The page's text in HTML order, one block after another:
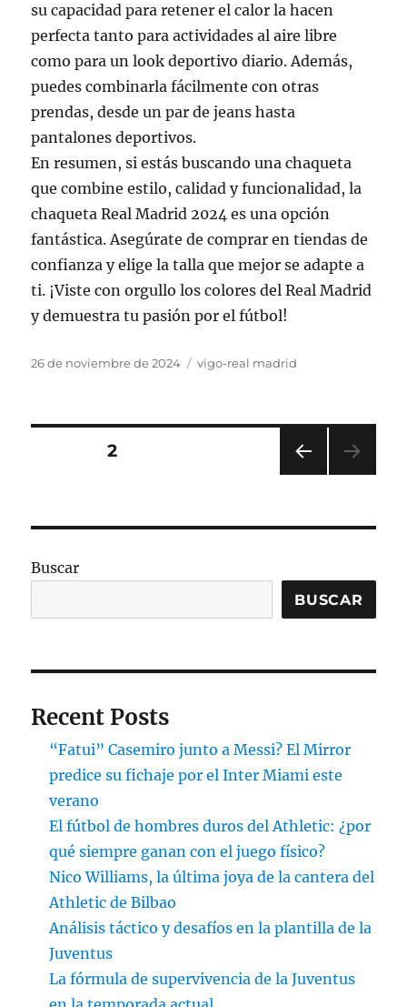
su capacidad para retener el calor la hacen
perfecta tanto para actividades al aire libre
como para un look deportivo diario. Además,
puedes combinarla fácilmente con otras
prendas, desde un par de jeans hasta
pantalones deportivos.
En resumen, si estás buscando una chaqueta
que combine estilo, calidad y funcionalidad, la
chaqueta Real Madrid 2024 es una opción
fantástica. Asegúrate de comprar en tiendas de
confianza y elige la talla que mejor se adapte a
ti. ¡Viste con orgullo los colores del Real Madrid
y demuestra tu pasión por el fútbol!
Publicado
26 de noviembre de 2024 Categorías
vigo-real madrid
Paginación
entradas
ERIO
PÁGINA2
Buscar
BUSCAR
Recent Posts
“Fatui” Casemiro junto a Messi? El Mirror
predice su fichaje por el Inter Miami este
verano
El fútbol de hombres duros del Athletic: ¿por
qué siempre ganan con el juego físico?
Nico Williams, la última joya de la cantera del
Athletic de Bilbao
Análisis táctico y desafíos en la plantilla de la
Juventus
La fórmula de supervivencia de la Juventus